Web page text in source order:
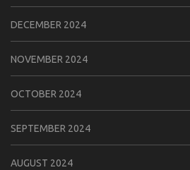
DECEMBER 2024
NOVEMBER 2024
OCTOBER 2024
SEPTEMBER 2024
AUGUST 2024